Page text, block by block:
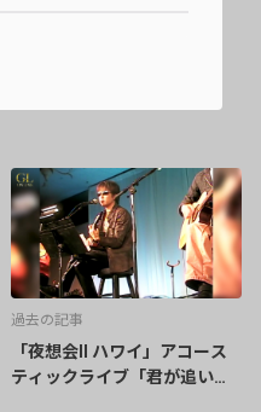
過去の記事
「夜想会II ハワイ」アコース
ティックライブ「君が追いか